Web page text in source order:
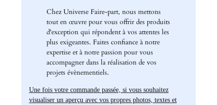
Chez Universe Faire-part, nous mettons
tout en œuvre pour vous offrir des produits
d'exception qui répondent à vos attentes les
plus exigeantes. Faites confiance à notre
expertise et à notre passion pour vous
accompagner dans la réalisation de vos
projets évènementiels.
Une fois votre commande passée, si vous souhaitez
visualiser un aperçu avec vos propres photos, textes et